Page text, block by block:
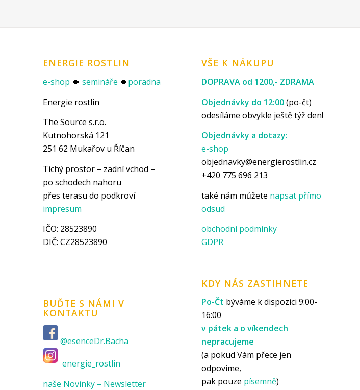
ENERGIE ROSTLIN
e-shop 🍀 semináře 🍀poradna
Energie rostlin
The Source s.r.o.
Kutnohorská 121
251 62 Mukařov u Říčan
Tichý prostor – zadní vchod –
po schodech nahoru
přes terasu do podkroví
impresum
IČO: 28523890
DIČ: CZ28523890
BUĎTE S NÁMI V
KONTAKTU
@esenceDr.Bacha
energie_rostlin
naše Novinky – Newsletter
VŠE K NÁKUPU
DOPRAVA od 1200,- ZDRAMA
Objednávky do 12:00(po-čt)
odesíláme obvykle ještě týž den!
Objednávky a dotazy:
e-shop
objednavky@energierostlin.cz
+420 775 696 213
také nám můžete napsat přímo
odsud
obchodní podmínky
GDPR
KDY NÁS ZASTIHNETE
Po-Čt býváme k dispozici 9:00-
16:00
v pátek a o víkendech
nepracujeme
(a pokud Vám přece jen
odpovíme,
pak pouze písemně)